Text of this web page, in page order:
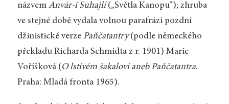
názvem Anvár-i Suhajlí(„Světla Kanopu“); zhruba
ve stejné době vydala volnou parafrázi pozdní
džinistické verze Paňčatantry(podle německého
překladu Richarda Schmidta z r. 1901) Marie
Voříšková (O lstivém šakalovi aneb Paňčatantra.
Praha: Mladá fronta 1965).